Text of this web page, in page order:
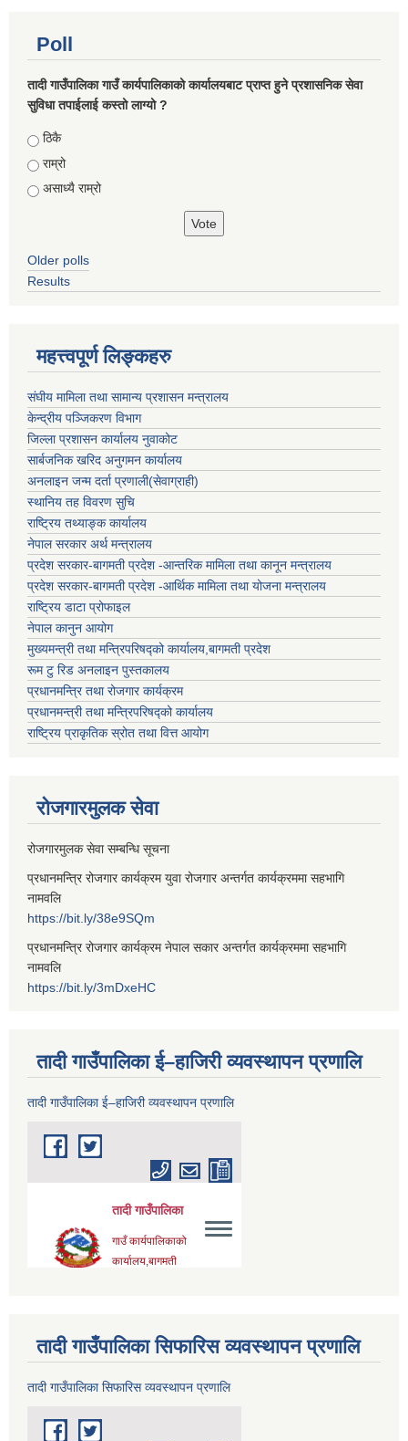
Poll
तादी गाउँपालिका गाउँ कार्यपालिकाको कार्यालयबाट प्राप्त हुने प्रशासनिक सेवा
सुविधा तपाईलाई कस्तो लाग्यो ?
Choices
ठिकै
राम्रो
असाध्यै राम्रो
Older polls
Results
महत्त्वपूर्ण लिङ्कहरु
संघीय मामिला तथा सामान्य प्रशासन मन्त्रालय
केन्द्रीय पञ्जिकरण विभाग
जिल्ला प्रशासन कार्यालय नुवाकोट
सार्बजनिक खरिद अनुगमन कार्यालय
अनलाइन जन्म दर्ता प्रणाली(सेवाग्राही)
स्थानिय तह विवरण सुचि
राष्ट्रिय तथ्याङ्क कार्यालय
नेपाल सरकार अर्थ मन्त्रालय
प्रदेश सरकार-बागमती प्रदेश -आन्तरिक मामिला तथा कानून मन्त्रालय
प्रदेश सरकार-बागमती प्रदेश -आर्थिक मामिला तथा योजना मन्त्रालय
राष्ट्रिय डाटा प्रोफाइल
नेपाल कानुन आयोग
मुख्यमन्त्री तथा मन्त्रिपरिषद्को कार्यालय,बागमती प्रदेश
रूम टु रिड अनलाइन पुस्तकालय
प्रधानमन्त्रि तथा रोजगार कार्यक्रम
प्रधानमन्त्री तथा मन्त्रिपरिषद्को कार्यालय
राष्ट्रिय प्राकृतिक स्रोत तथा वित्त आयोग
रोजगारमुलक सेवा
रोजगारमुलक सेवा सम्बन्धि सूचना
प्रधानमन्त्रि रोजगार कार्यक्रम युवा रोजगार अन्तर्गत कार्यक्रममा सहभागि
नामवलि
https://bit.ly/38e9SQm
प्रधानमन्त्रि रोजगार कार्यक्रम नेपाल सकार अन्तर्गत कार्यक्रममा सहभागि
नामवलि
https://bit.ly/3mDxeHC
तादी गाउँपालिका ई–हाजिरी व्यवस्थापन प्रणालि
तादी गाउँपालिका ई–हाजिरी व्यवस्थापन प्रणालि
तादी गाउँपालिका सिफारिस व्यवस्थापन प्रणालि
तादी गाउँपालिका सिफारिस व्यवस्थापन प्रणालि